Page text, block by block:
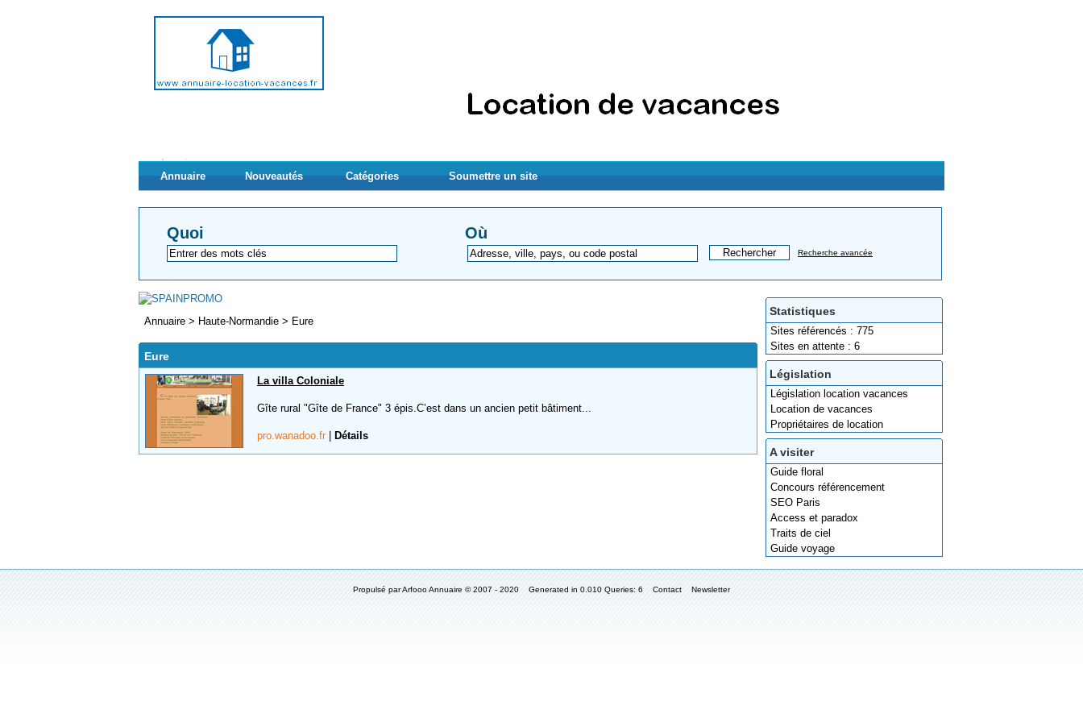
Annuaire Nouveautés Catégories Soumettre un site
Quoi Où
Recherche avancée
Statistiques
Sites référencés : 775
Sites en attente : 6
Législation
Législation location vacances
Location de vacances
Propriétaires de location
A visiter
Guide floral
Concours référencement
SEO Paris
Access et paradox
Traits de ciel
Guide voyage
Annuaire > Haute-Normandie > Eure
Eure
La villa Coloniale
Gîte rural "Gîte de France" 3 épis.C’est dans un ancien petit bâtiment...
pro.wanadoo.fr Détails
Propulsé par Arfooo Annuaire © 2007 - 2020 Generated in 0.010 Queries: 6 Contact Newsletter